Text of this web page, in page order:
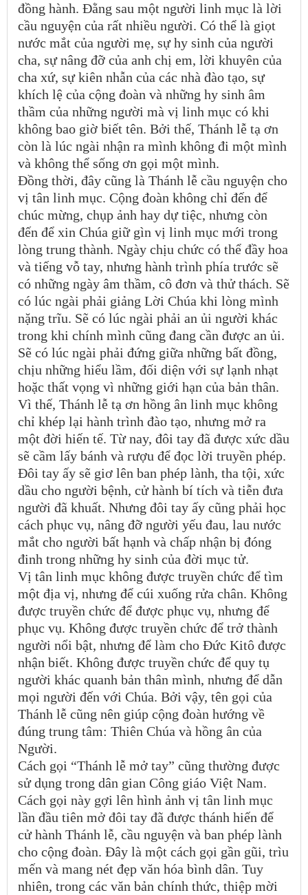
đồng hành. Đằng sau một người linh mục là lời
cầu nguyện của rất nhiều người. Có thể là giọt
nước mắt của người mẹ, sự hy sinh của người
cha, sự nâng đỡ của anh chị em, lời khuyên của
cha xứ, sự kiên nhẫn của các nhà đào tạo, sự
khích lệ của cộng đoàn và những hy sinh âm
thầm của những người mà vị linh mục có khi
không bao giờ biết tên. Bởi thế, Thánh lễ tạ ơn
còn là lúc ngài nhận ra mình không đi một mình
và không thể sống ơn gọi một mình.
Đồng thời, đây cũng là Thánh lễ cầu nguyện cho
vị tân linh mục. Cộng đoàn không chỉ đến để
chúc mừng, chụp ảnh hay dự tiệc, nhưng còn
đến để xin Chúa giữ gìn vị linh mục mới trong
lòng trung thành. Ngày chịu chức có thể đầy hoa
và tiếng vỗ tay, nhưng hành trình phía trước sẽ
có những ngày âm thầm, cô đơn và thử thách. Sẽ
có lúc ngài phải giảng Lời Chúa khi lòng mình
nặng trĩu. Sẽ có lúc ngài phải an ủi người khác
trong khi chính mình cũng đang cần được an ủi.
Sẽ có lúc ngài phải đứng giữa những bất đồng,
chịu những hiểu lầm, đối diện với sự lạnh nhạt
hoặc thất vọng vì những giới hạn của bản thân.
Vì thế, Thánh lễ tạ ơn hồng ân linh mục không
chỉ khép lại hành trình đào tạo, nhưng mở ra
một đời hiến tế. Từ nay, đôi tay đã được xức dầu
sẽ cầm lấy bánh và rượu để đọc lời truyền phép.
Đôi tay ấy sẽ giơ lên ban phép lành, tha tội, xức
dầu cho người bệnh, cử hành bí tích và tiễn đưa
người đã khuất. Nhưng đôi tay ấy cũng phải học
cách phục vụ, nâng đỡ người yếu đau, lau nước
mắt cho người bất hạnh và chấp nhận bị đóng
đinh trong những hy sinh của đời mục tử.
Vị tân linh mục không được truyền chức để tìm
một địa vị, nhưng để cúi xuống rửa chân. Không
được truyền chức để được phục vụ, nhưng để
phục vụ. Không được truyền chức để trở thành
người nổi bật, nhưng để làm cho Đức Kitô được
nhận biết. Không được truyền chức để quy tụ
người khác quanh bản thân mình, nhưng để dẫn
mọi người đến với Chúa. Bởi vậy, tên gọi của
Thánh lễ cũng nên giúp cộng đoàn hướng về
đúng trung tâm: Thiên Chúa và hồng ân của
Người.
Cách gọi “Thánh lễ mở tay” cũng thường được
sử dụng trong dân gian Công giáo Việt Nam.
Cách gọi này gợi lên hình ảnh vị tân linh mục
lần đầu tiên mở đôi tay đã được thánh hiến để
cử hành Thánh lễ, cầu nguyện và ban phép lành
cho cộng đoàn. Đây là một cách gọi gần gũi, trìu
mến và mang nét đẹp văn hóa bình dân. Tuy
nhiên, trong các văn bản chính thức, thiệp mời